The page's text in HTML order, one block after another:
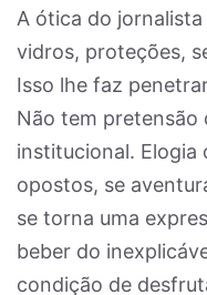
A ótica do
vidros, proteções,
Isso lhe faz
Não tem pretensão
institucional. Elogia
opostos, se
se torna uma
beber do
condição de